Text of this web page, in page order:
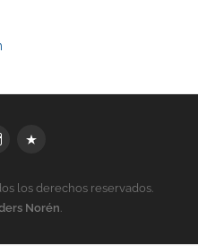
los derechos reservados.
Norén